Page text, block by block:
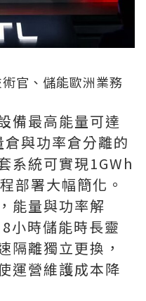
官、儲能歐洲業務
備最高能量可達
與功率倉分離的
系統可實現1GWh
部署大幅簡化。
能量與功率解
小時儲能時長靈
隔離獨立更換，
運營維護成本降